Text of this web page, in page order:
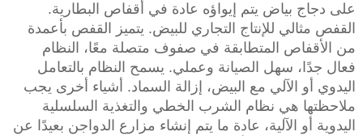
على دجاج بياض يتم إيواؤه عادة في أقفاص البطارية.
القفص مثالي للإنتاج التجاري للبيض. يتميز القفص بأعمدة
من الأقفاص المتطابقة في صفوف متصلة معًا، النظام
فعال جدًا، سهل الصيانة وعملي. يسمح النظام بالتعامل
اليدوي أو الآلي مع البيض، إزالة السماد. أشياء أخرى يجب
ملاحظتها هي نظام الشرب الخطي والتغذية السلسلية
اليدوية أو الآلية، عادة ما يتم إنشاء مزارع الدواجن بعيدًا عن